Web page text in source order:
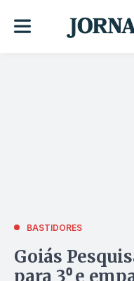
BASTIDORES
Goiás
para 3⁰ e